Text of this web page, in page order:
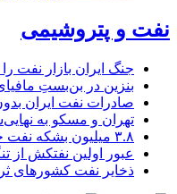
نفت و پتروشیمی
جنگ ایران بازار نفت
بنزین در بن‌بستِ
صادرات نفت ایران
تهران و مسکو به
۳.۸ میلیون بشکه نفت خام ایران از محاصره آمریکا عبور کرد
عبور اولین نفتکش از
ذخایر نفت کشورهای ثروتمند به